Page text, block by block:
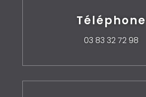
Téléphone
03 83 32 72 98